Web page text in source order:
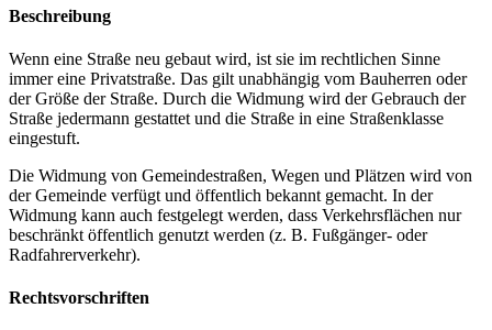
Beschreibung
Wenn eine Straße neu gebaut wird, ist sie im rechtlichen Sinne
immer eine Privatstraße. Das gilt unabhängig vom Bauherren oder
der Größe der Straße. Durch die Widmung wird der Gebrauch der
Straße jedermann gestattet und die Straße in eine Straßenklasse
eingestuft.
Die Widmung von Gemeindestraßen, Wegen und Plätzen wird von
der Gemeinde verfügt und öffentlich bekannt gemacht. In der
Widmung kann auch festgelegt werden, dass Verkehrsflächen nur
beschränkt öffentlich genutzt werden (z. B. Fußgänger- oder
Radfahrerverkehr).
Rechtsvorschriften